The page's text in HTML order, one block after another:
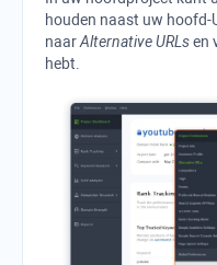
houden naast uw hoofd-
naarAlternative URLsen
hebt.